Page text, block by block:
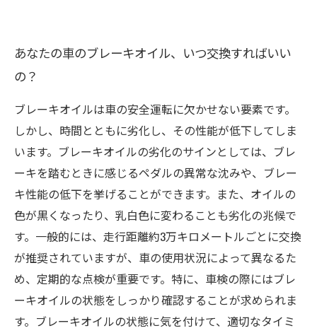
あなたの車のブレーキオイル、いつ交換すればいい
の？
ブレーキオイルは車の安全運転に欠かせない要素です。
しかし、時間とともに劣化し、その性能が低下してしま
います。ブレーキオイルの劣化のサインとしては、ブレ
ーキを踏むときに感じるペダルの異常な沈みや、ブレー
キ性能の低下を挙げることができます。また、オイルの
色が黒くなったり、乳白色に変わることも劣化の兆候で
す。一般的には、走行距離約3万キロメートルごとに交換
が推奨されていますが、車の使用状況によって異なるた
め、定期的な点検が重要です。特に、車検の際にはブレ
ーキオイルの状態をしっかり確認することが求められま
す。ブレーキオイルの状態に気を付けて、適切なタイミ